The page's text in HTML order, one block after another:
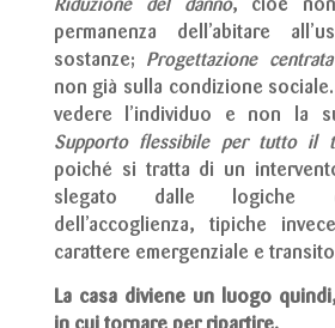
Riduzione del danno, cioè non
permanenza dell’abitare
sostanze; Progettazione
non già sulla condizione
vedere l’individuo e non la
Supporto flessibile per tutto il
poiché si tratta di un
slegato dalle logiche
dell’accoglienza, tipiche
carattere emergenziale e
La casa diviene un luogo